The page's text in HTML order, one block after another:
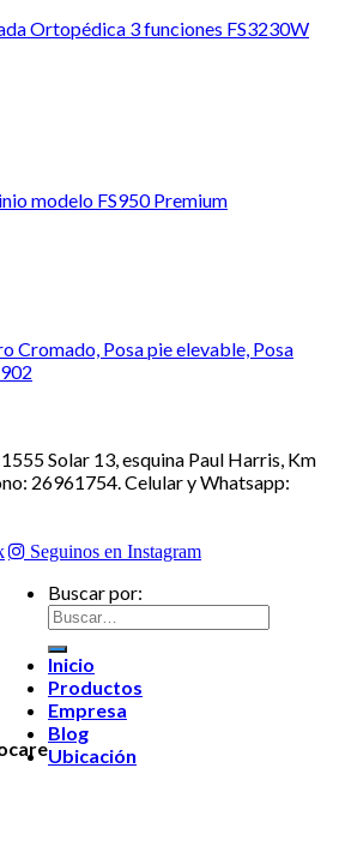
Ortopédica 3 funciones FS3230W
modelo FS950 Premium
Cromado, Posa pie elevable, Posa
Solar 13, esquina Paul Harris, Km
26961754. Celular y Whatsapp:
Seguinos en Instagram
Buscar por:
Inicio
Productos
Empresa
Blog
Ubicación